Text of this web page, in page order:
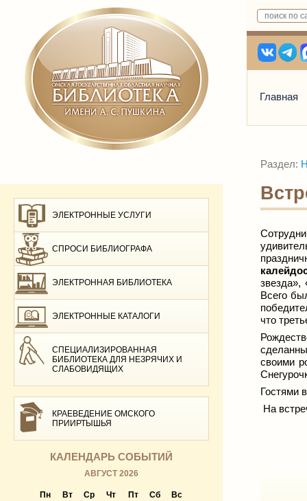
Главная
ЭЛЕКТРОННЫЕ УСЛУГИ
СПРОСИ БИБЛИОГРАФА
ЭЛЕКТРОННАЯ БИБЛИОТЕКА
ЭЛЕКТРОННЫЕ КАТАЛОГИ
СПЕЦИАЛИЗИРОВАННАЯ
БИБЛИОТЕКА ДЛЯ НЕЗРЯЧИХ И
СЛАБОВИДЯЩИХ
КРАЕВЕДЕНИЕ ОМСКОГО
ПРИИРТЫШЬЯ
КАЛЕНДАРЬ СОБЫТИЙ
АВГУСТ 2026
Пн Вт Ср Чт Пт Сб
Вс
Раздел:
звезда»,
Всего
что
своими
Гостями
На